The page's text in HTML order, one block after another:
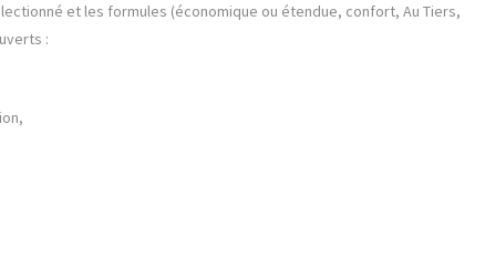
et les formules (économique ou étendue, confort, Au Tiers,
: